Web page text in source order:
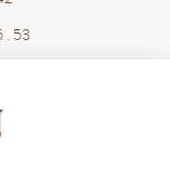
. 53